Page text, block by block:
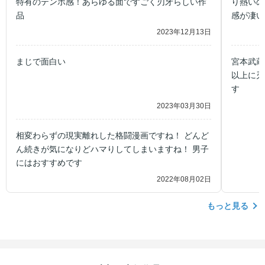
品
2023年12月13日
まじで面白い
2023年03月30日
相変わらずの現実離れした格闘漫画ですね！ どんど
ん続きが気になりどハマりしてしまいますね！ 男子
にはおすすめです
2022年08月02日
感が凄
宮本武
以上に
もっと見る